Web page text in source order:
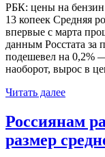
РБК: цены на бензин
13 копеек Средняя
впервые с марта
данным Росстата за
подешевел на 0,2%
наоборот, вырос в
Читать далее
Россиянам
размер